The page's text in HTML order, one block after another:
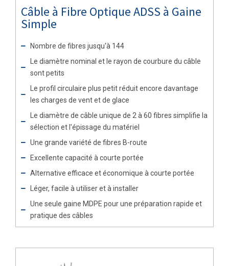
Câble à Fibre Optique ADSS à Gaine
Simple
Nombre de fibres jusqu'à 144
Le diamètre nominal et le rayon de courbure du câble
sont petits
Le profil circulaire plus petit réduit encore davantage
les charges de vent et de glace
Le diamètre de câble unique de 2 à 60 fibres simplifie la
sélection et l'épissage du matériel
Une grande variété de fibres B-route
Excellente capacité à courte portée
Alternative efficace et économique à courte portée
Léger, facile à utiliser et à installer
Une seule gaine MDPE pour une préparation rapide et
pratique des câbles